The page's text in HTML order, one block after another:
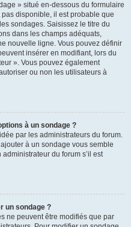
» situé en-dessous du formulaire
disponible, il est probable que
sondages. Saisissez le titre du
dans les champs adéquats,
nouvelle ligne. Vous pouvez définir
insérer en modifiant, lors du
». Vous pouvez également
ou non les utilisateurs à
à un sondage ?
par les administrateurs du forum.
à un sondage vous semble
du forum s’il est
un sondage ?
ne peuvent être modifiés que par